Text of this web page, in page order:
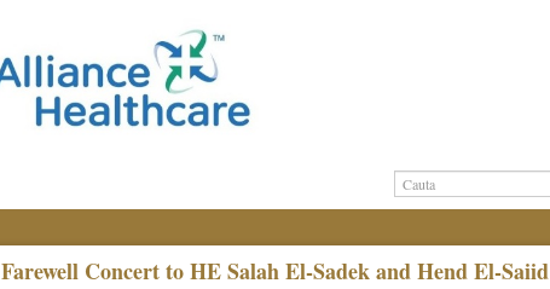
Farewell Concert to HE Salah El-Sadek and Hend El-Saiid